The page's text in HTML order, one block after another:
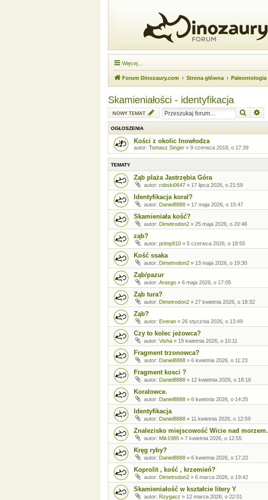
Więcej…
Forum Dinozaury.com Strona główna Paleontologia
Skamieniałości - identyfikacja
NOWY TEMAT Szukaj
OGŁOSZENIA
Kości z okolic Inowłodza
autor: Tomasz Singer » 9 czerwca 2018, o 17:39
TEMATY
Ząb plaża Jastrzębia Góra
autor: robski0647 » 17 lipca 2026, o 21:59
Identyfikacja koral?
autor: Daniel8888 » 17 maja 2026, o 15:47
Skamieniała kość?
autor: Dimetrodon2 » 25 maja 2026, o 20:46
ząb?
autor: primp910 » 5 czerwca 2026, o 18:55
Kość ssaka
autor: Dimetrodon2 » 13 maja 2026, o 19:30
Ząb/pazur
autor: Arasgo » 6 maja 2026, o 17:05
Ząb tura?
autor: Dimetrodon2 » 27 kwietnia 2026, o 18:32
Ząb?
autor: Everan » 26 stycznia 2026, o 13:49
Czy to kolec jeżowca?
autor: Visha » 19 kwietnia 2026, o 10:11
Fragment trzonowca?
autor: Daniel8888 » 6 kwietnia 2026, o 11:23
Fragment kosci ?
autor: Daniel8888 » 12 kwietnia 2026, o 18:16
Koralowce.
autor: Daniel8888 » 6 kwietnia 2026, o 14:25
Identyfikacja
autor: Daniel8888 » 11 kwietnia 2026, o 12:59
Znalezisko miejscowość Wicie nad morzem.
autor: Mik1985 » 7 kwietnia 2026, o 12:55
Kręg ryby?
autor: Daniel8888 » 6 kwietnia 2026, o 17:22
Koprolit , kość , krzemień?
autor: Dimetrodon2 » 6 marca 2026, o 19:42
Skamieniałość w kształcie litery Y
autor: Rzygacz » 12 marca 2026, o 22:01